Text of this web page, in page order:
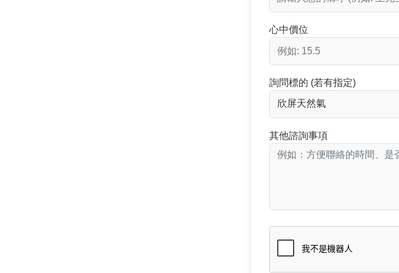
心中價位
詢問標的 (若有指定)
其他諮詢事項